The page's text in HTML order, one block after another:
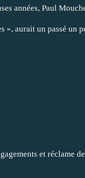
années, Paul
», aurait un passé un
et réclame